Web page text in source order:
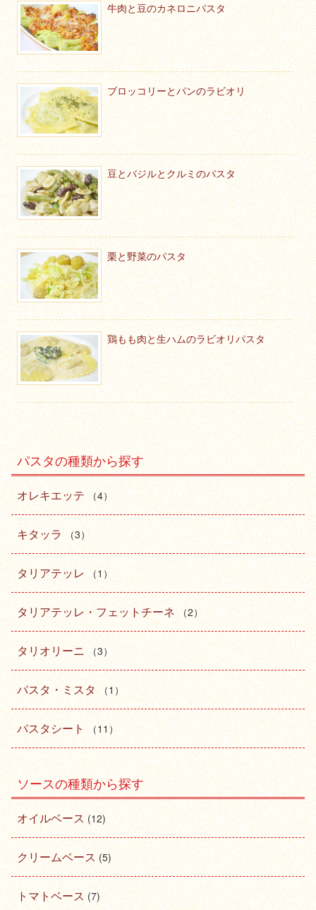
牛肉と豆のカネロニパスタ
ブロッコリーとパンのラビオリ
豆とバジルとクルミのパスタ
栗と野菜のパスタ
鶏もも肉と生ハムのラビオリパスタ
パスタの種類から探す
オレキエッテ （4）
キタッラ （3）
タリアテッレ （1）
タリアテッレ・フェットチーネ （2）
タリオリーニ （3）
パスタ・ミスタ （1）
パスタシート （11）
ソースの種類から探す
オイルベース(12)
クリームベース(5)
トマトベース(7)